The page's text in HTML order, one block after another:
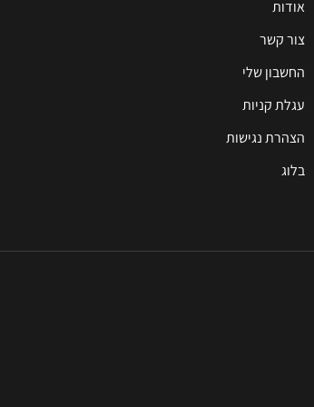
אודות
צור קשר
החשבון שלי
עגלת קניות
הצהרת נגישות
בלוג